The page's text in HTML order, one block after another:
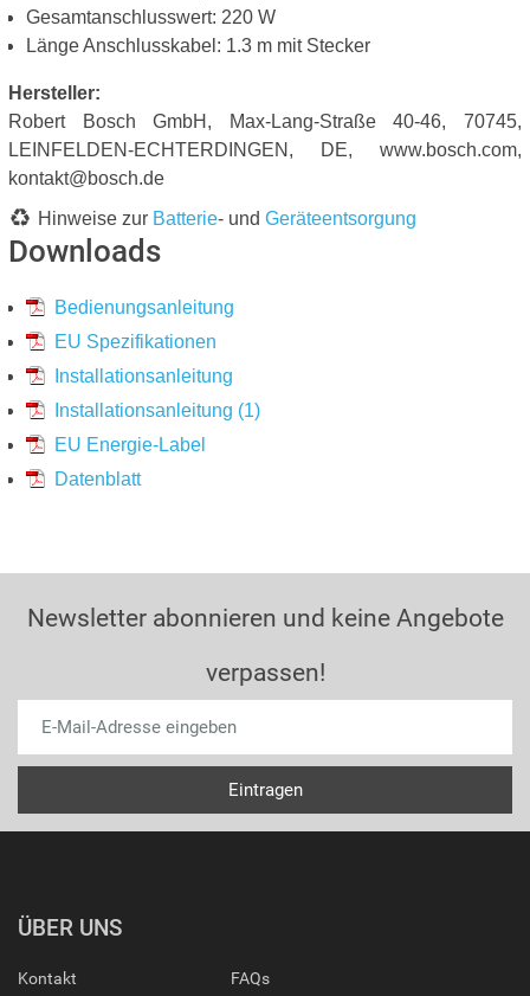
Gesamtanschlusswert: 220 W
Länge Anschlusskabel: 1.3 m mit Stecker
Hersteller:
Robert Bosch GmbH, Max-Lang-Straße 40-46, 70745,
LEINFELDEN-ECHTERDINGEN, DE, www.bosch.com,
kontakt@bosch.de
Hinweise zur Batterie- und Geräteentsorgung
Downloads
Bedienungsanleitung
EU Spezifikationen
Installationsanleitung
Installationsanleitung (1)
EU Energie-Label
Datenblatt
Newsletter abonnieren und keine Angebote
verpassen!
ÜBER UNS
Kontakt FAQs